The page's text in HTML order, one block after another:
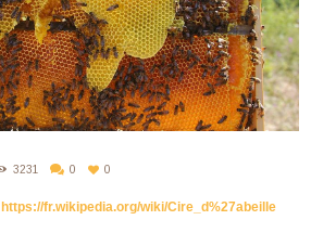
3231 0 0
https://fr.wikipedia.org/wiki/Cire_d%27abeille